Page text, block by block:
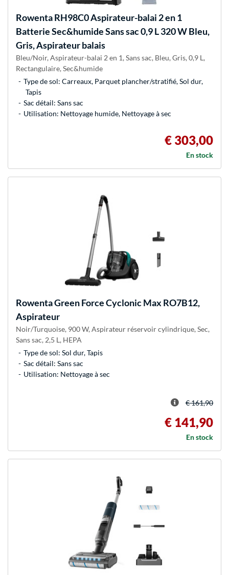
RowentaRH98C0 Aspirateur-balai 2 en 1
Batterie Sec&humide Sans sac 0,9 L 320 W Bleu,
Gris, Aspirateur balais
Bleu/Noir, Aspirateur-balai 2 en 1, Sans sac, Bleu, Gris, 0,9 L,
Rectangulaire, Sec&humide
Type de sol: Carreaux, Parquet plancher/stratifié, Sol dur,
Tapis
Sac détail: Sans sac
Utilisation: Nettoyage humide, Nettoyage à sec
€ 303,00
En stock
RowentaGreen Force Cyclonic Max RO7B12,
Aspirateur
Noir/Turquoise, 900 W, Aspirateur réservoir cylindrique, Sec,
Sans sac, 2,5 L, HEPA
Type de sol: Sol dur, Tapis
Sac détail: Sans sac
Utilisation: Nettoyage à sec
€ 161,90
€ 141,90
En stock